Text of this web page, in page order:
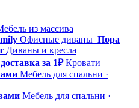
из массива
Офисные диваны Пора
Диваны и кресла
за 1₽ Кровати
Мебель для спальни ·
Мебель для спальни ·